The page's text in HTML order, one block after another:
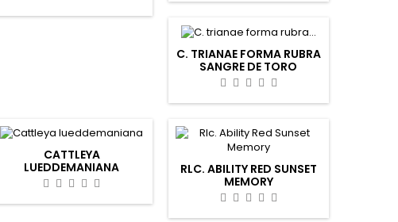
C. TRIANAE FORMA RUBRA
SANGRE DE TORO
CATTLEYA
LUEDDEMANIANA
RLC. ABILITY RED SUNSET
MEMORY